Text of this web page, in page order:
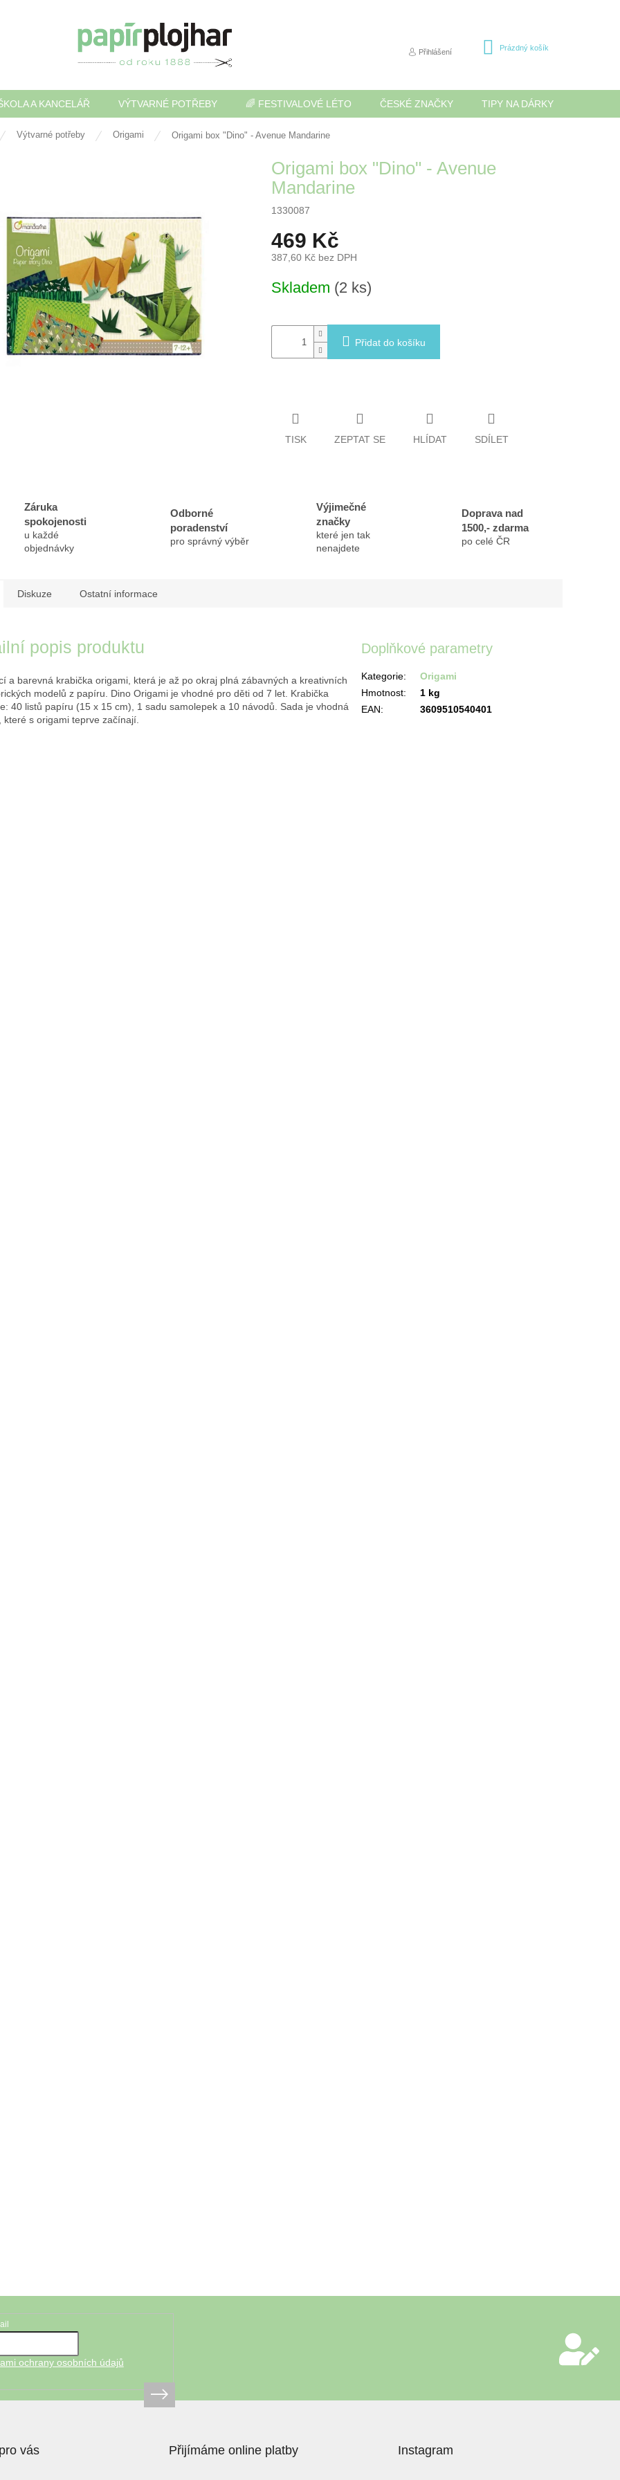
Přihlášení
NÁKUPNÍ
Prázdný košík
A KANCELÁŘ VÝTVARNÉ POTŘEBY 🌈 FESTIVALOVÉ LÉTO ČESKÉ ZNAČKY TIPY NA DÁRKY
Výtvarné potřeby Origami Origami box "Dino" - Avenue Mandarine
Origami box "Dino" - Avenue
Mandarine
1330087
469 Kč
387,60 Kč bez DPH
cena:
Skladem (2 ks)
Přidat do košíku
TISK ZEPTAT SE HLÍDAT SDÍLET
Záruka
spokojenosti
u každé
objednávky
Odborné
poradenství
pro správný výběr
Výjimečné
značky
které jen tak
nenajdete
Doprava nad
1500,- zdarma
po celé ČR
Diskuze Ostatní informace
popis produktu
a barevná krabička origami, která je až po okraj plná zábavných a kreativních
modelů z papíru. Dino Origami je vhodné pro děti od 7 let. Krabička
40 listů papíru (15 x 15 cm), 1 sadu samolepek a 10 návodů. Sada je vhodná
které s origami teprve začínají.
Doplňkové parametry
Kategorie:
Origami
Hmotnost:
1 kg
EAN: 3609510540401
ochrany osobních údajů
vás Přijímáme online platby Instagram